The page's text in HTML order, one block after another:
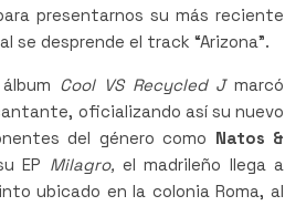
presentarnos su más reciente
se desprende el track “Arizona”.
Cool VS Recycled Jmarcó
oficializando así su nuevo
del género como Natos &
EP Milagro,el madrileño llega a
ubicado en la colonia Roma, al